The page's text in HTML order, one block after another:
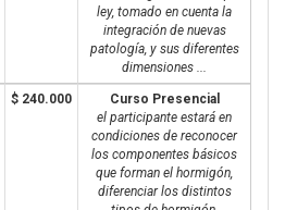
ley, tomado en cuenta la
integración de nuevas
patología, y sus diferentes
dimensiones ...
$ 240.000
Curso Presencial
el participante estará en
condiciones de reconocer
los componentes básicos
que forman el hormigón,
diferenciar los distintos